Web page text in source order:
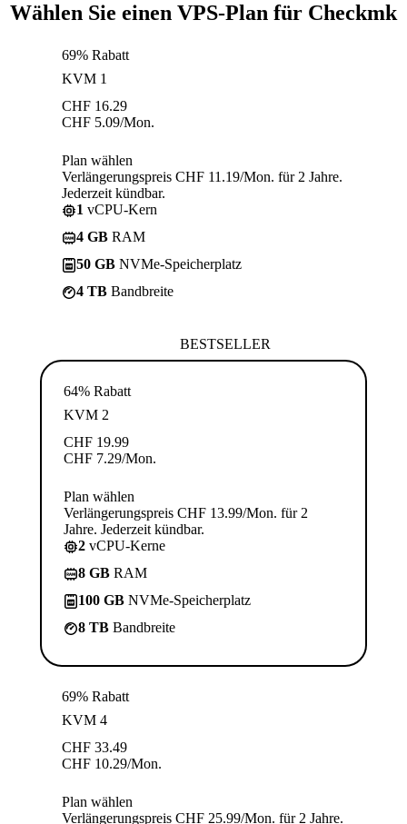
Wählen Sie einen VPS-Plan für Checkmk
69% Rabatt
KVM 1
CHF 16.29
CHF 5.09/Mon.
Plan wählen
Verlängerungspreis CHF 11.19/Mon. für 2 Jahre.
Jederzeit kündbar.
1 vCPU-Kern
4 GB RAM
50 GB NVMe-Speicherplatz
4 TB Bandbreite
BESTSELLER
64% Rabatt
KVM 2
CHF 19.99
CHF 7.29/Mon.
Plan wählen
Verlängerungspreis CHF 13.99/Mon. für 2
Jahre. Jederzeit kündbar.
2 vCPU-Kerne
8 GB RAM
100 GB NVMe-Speicherplatz
8 TB Bandbreite
69% Rabatt
KVM 4
CHF 33.49
CHF 10.29/Mon.
Plan wählen
Verlängerungspreis CHF 25.99/Mon. für 2 Jahre.